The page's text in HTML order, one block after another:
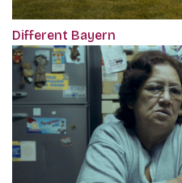
Different Bayern